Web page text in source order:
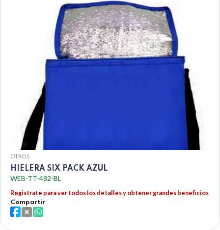
OTROS
HIELERA SIX PACK AZUL
WEB-TT-482-BL
Registrate para ver todos los detalles y obtener grandes beneficios
Compartir